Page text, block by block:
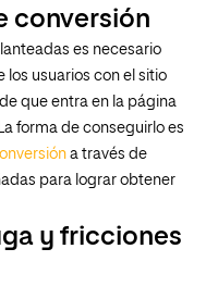
conversión
es necesario
usuarios con el sitio
que entra en la página
forma de conseguirlo es
a través de
para lograr obtener
y fricciones